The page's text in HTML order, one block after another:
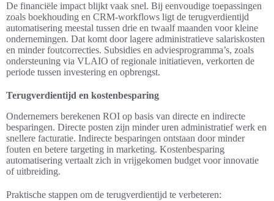
De financiële impact blijkt vaak snel. Bij eenvoudige toepassingen
zoals boekhouding en CRM-workflows ligt de terugverdientijd
automatisering meestal tussen drie en twaalf maanden voor kleine
ondernemingen. Dat komt door lagere administratieve salariskosten
en minder foutcorrecties. Subsidies en adviesprogramma’s, zoals
ondersteuning via VLAIO of regionale initiatieven, verkorten de
periode tussen investering en opbrengst.
Terugverdientijd en kostenbesparing
Ondernemers berekenen ROI op basis van directe en indirecte
besparingen. Directe posten zijn minder uren administratief werk en
snellere facturatie. Indirecte besparingen ontstaan door minder
fouten en betere targeting in marketing. Kostenbesparing
automatisering vertaalt zich in vrijgekomen budget voor innovatie
of uitbreiding.
Praktische stappen om de terugverdientijd te verbeteren: